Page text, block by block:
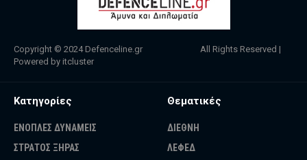
Copyright © 2024 Defenceline.gr All Rights Reserved |
Powered by itcluster
Κατηγορίες
ΕΝΟΠΛΕΣ ΔΥΝΑΜΕΙΣ
ΣΤΡΑΤΟΣ ΞΗΡΑΣ
Θεματικές
ΔΙΕΘΝΗ
ΛΕΦΕΔ